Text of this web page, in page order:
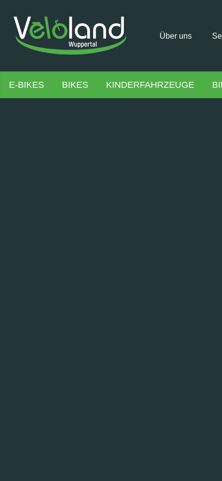
Über uns
E-BIKES BIKES KINDERFAHRZEUGE